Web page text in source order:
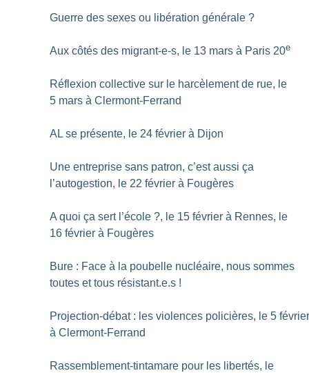
Guerre des sexes ou libération générale ?
Aux côtés des migrant-e-s, le 13 mars à Paris 20e
Réflexion collective sur le harcèlement de rue, le
5 mars à Clermont-Ferrand
AL se présente, le 24 février à Dijon
Une entreprise sans patron, c’est aussi ça
l’autogestion, le 22 février à Fougères
A quoi ça sert l’école ?, le 15 février à Rennes, le
16 février à Fougères
Bure : Face à la poubelle nucléaire, nous sommes
toutes et tous résistant.e.s !
Projection-débat : les violences policières, le 5
à Clermont-Ferrand
Rassemblement-tintamare pour les libertés, le